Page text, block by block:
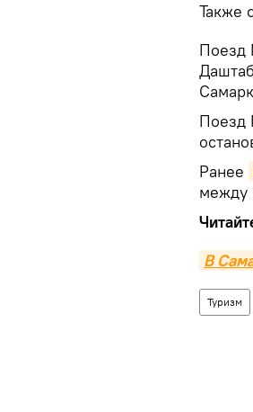
Также
Поезд
Поезд
Ранее
между
В
Туризм